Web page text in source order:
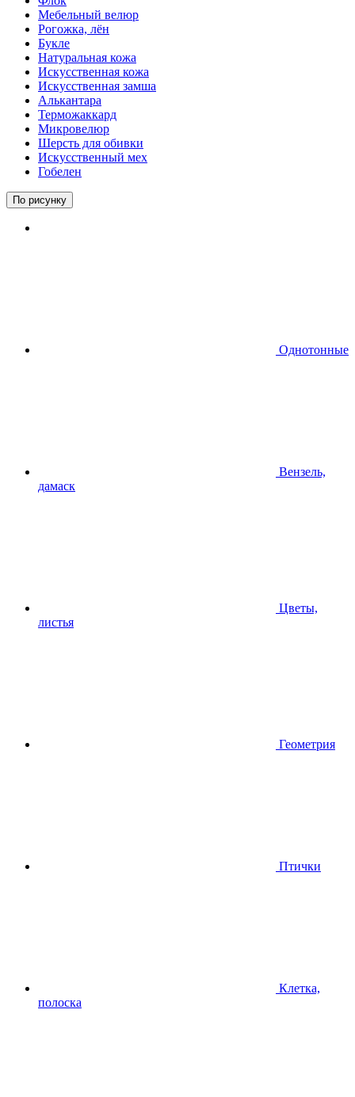
Мебельный велюр
Рогожка, лён
Букле
Натуральная кожа
Искусственная кожа
Искусственная замша
Алькантара
Терможаккард
Микровелюр
Шерсть для обивки
Искусственный мех
Гобелен
По рисунку
Однотонные
Вензель,
дамаск
Цветы,
листья
Геометрия
Птички
Клетка,
полоска